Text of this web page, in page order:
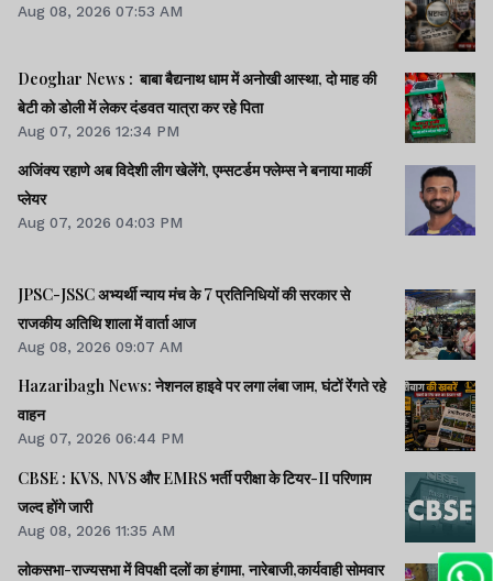
Aug 08, 2026 07:53 AM
Deoghar News : बाबा बैद्यनाथ धाम में अनोखी आस्था, दो माह की
बेटी को डोली में लेकर दंडवत यात्रा कर रहे पिता
Aug 07, 2026 12:34 PM
अजिंक्य रहाणे अब विदेशी लीग खेलेंगे, एम्सटर्डम फ्लेम्स ने बनाया मार्की
प्लेयर
Aug 07, 2026 04:03 PM
JPSC-JSSC अभ्यर्थी न्याय मंच के 7 प्रतिनिधियों की सरकार से
राजकीय अतिथि शाला में वार्ता आज
Aug 08, 2026 09:07 AM
Hazaribagh News: नेशनल हाइवे पर लगा लंबा जाम, घंटों रेंगते रहे
वाहन
Aug 07, 2026 06:44 PM
CBSE : KVS, NVS और EMRS भर्ती परीक्षा के टियर-II परिणाम
जल्द होंगे जारी
Aug 08, 2026 11:35 AM
लोकसभा-राज्यसभा में विपक्षी दलों का हंगामा, नारेबाजी,कार्यवाही सोमवार